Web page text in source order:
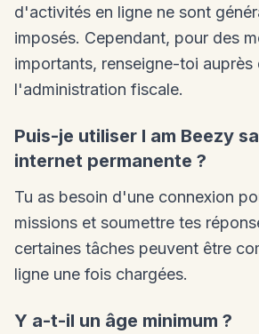
d'activités en ligne ne sont
imposés. Cependant, pour des
importants, renseigne-toi auprès
l'administration fiscale.
Puis-je utiliser I am Beezy
internet permanente ?
Tu as besoin d'une connexion
missions et soumettre tes
certaines tâches peuvent être
ligne une fois chargées.
Y a-t-il un âge minimum ?